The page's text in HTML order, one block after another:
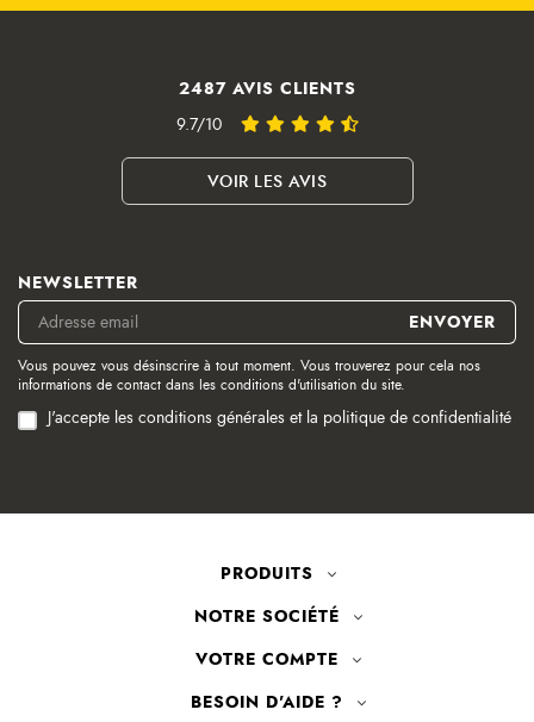
2487 AVIS CLIENTS
9.7/10
VOIR LES AVIS
NEWSLETTER
Vous pouvez vous désinscrire à tout moment. Vous trouverez pour cela nos
informations de contact dans les conditions d'utilisation du site.
J'accepte les conditions générales et la politique de confidentialité
PRODUITS
NOTRE SOCIÉTÉ
VOTRE COMPTE
BESOIN D'AIDE ?